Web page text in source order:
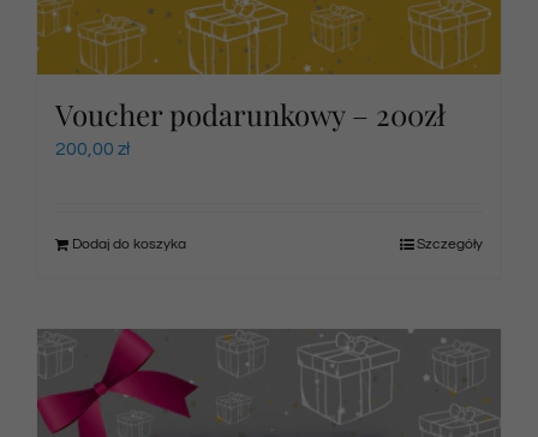
Voucher podarunkowy – 200zł
200,00 zł
Dodaj do koszyka Szczegóły